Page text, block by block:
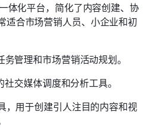
体化平台，简化了内容创建、协
适合市场营销人员、小企业和初
务管理和市场营销活动规划。
社交媒体调度和分析工具。
，用于创建引人注目的内容和视